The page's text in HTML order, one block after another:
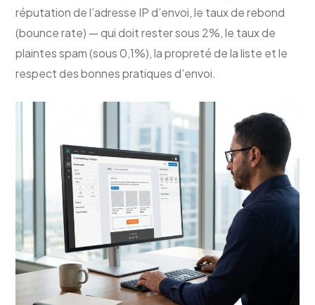
réputation de l’adresse IP d’envoi, le taux de rebond
(bounce rate) — qui doit rester sous 2%, le taux de
plaintes spam (sous 0,1%), la propreté de la liste et le
respect des bonnes pratiques d’envoi.